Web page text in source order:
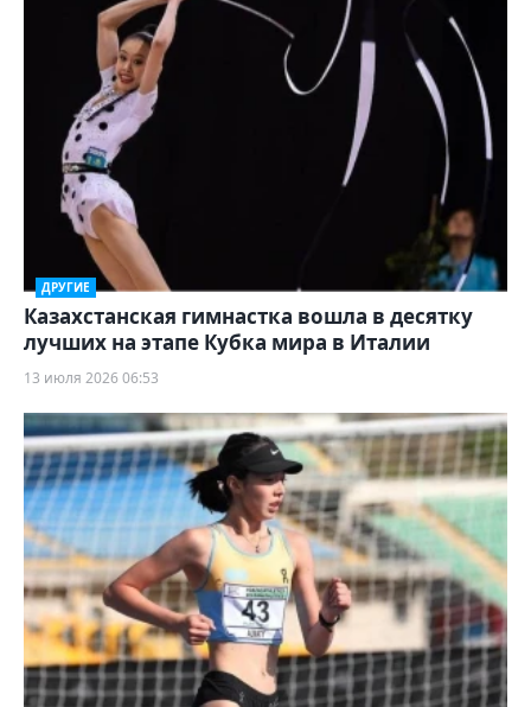
ДРУГИЕ
Казахстанская гимнастка вошла в десятку
лучших на этапе Кубка мира в Италии
13 июля 2026 06:53